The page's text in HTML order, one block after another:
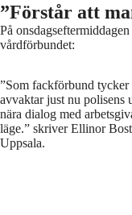
”Förstår att
På
vårdförbundet:
”Som fackförbund
avvaktar just nu polisens
nära dialog med
läge.” skriver Ellinor
Uppsala.